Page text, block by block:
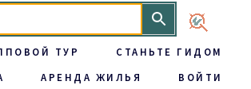
ТУР
СТАНЬТЕ ГИДОМ
АРЕНДА ЖИЛЬЯ ВОЙТИ